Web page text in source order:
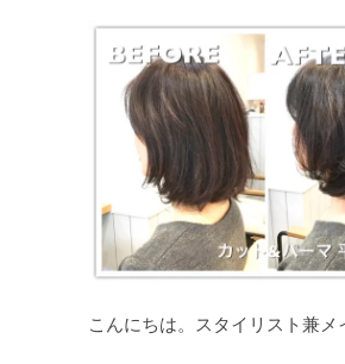
こんにちは。スタイリスト兼メ